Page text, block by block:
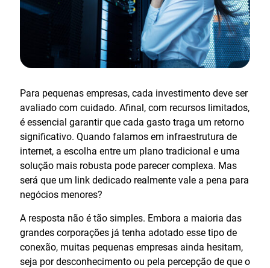
Para pequenas empresas, cada investimento deve ser
avaliado com cuidado. Afinal, com recursos limitados,
é essencial garantir que cada gasto traga um retorno
significativo. Quando falamos em infraestrutura de
internet, a escolha entre um plano tradicional e uma
solução mais robusta pode parecer complexa. Mas
será que um link dedicado realmente vale a pena para
negócios menores?
A resposta não é tão simples. Embora a maioria das
grandes corporações já tenha adotado esse tipo de
conexão, muitas pequenas empresas ainda hesitam,
seja por desconhecimento ou pela percepção de que o